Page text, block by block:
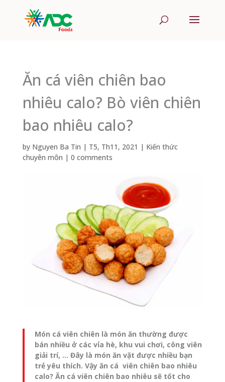
Ăn cá viên chiên bao
nhiêu calo? Bò viên chiên
bao nhiêu calo?
by Nguyen Ba Tin | T5, Th11, 2021 | Kiến thức
chuyên môn | 0 comments
Món cá viên chiên là món ăn thường được
bán nhiều ở các vỉa hè, khu vui chơi, công viên
giải trí, … Đây là món ăn vặt được nhiều bạn
trẻ yêu thích. Vậy ăn cá viên chiên bao nhiêu
calo? Ăn cá viên chiên bao nhiêu sẽ tốt cho